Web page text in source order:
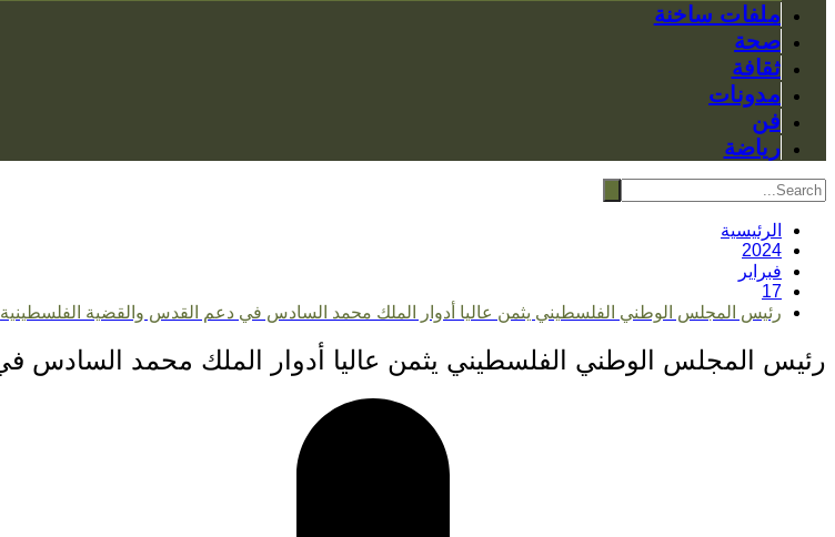
ملفات ساخنة
صحة
ثقافة
مدونات
فن
رياضة
الرئيسية
2024
فبراير
17
رئيس المجلس الوطني الفلسطيني يثمن عاليا أدوار الملك محمد السادس في دعم القدس والقضية الفلسطينية
رئيس المجلس الوطني الفلسطيني يثمن عاليا أدوار الملك محمد السادس